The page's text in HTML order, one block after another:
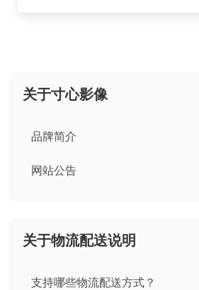
关于寸心影像
品牌简介
网站公告
关于物流配送说明
支持哪些物流配送方式？